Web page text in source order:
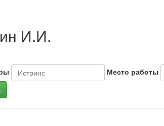
И.И.
Место работы